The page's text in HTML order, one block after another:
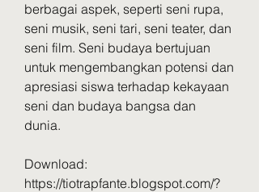
berbagai aspek, seperti seni rupa,
seni musik, seni tari, seni teater, dan
seni film. Seni budaya bertujuan
untuk mengembangkan potensi dan
apresiasi siswa terhadap kekayaan
seni dan budaya bangsa dan
dunia.
Download:
https://tiotrapfante.blogspot.com/?